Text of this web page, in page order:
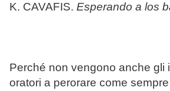
K. CAVAFIS. Esperando a los
Perché non vengono anche gli
oratori a perorare come